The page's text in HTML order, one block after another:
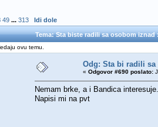
49 ... 313 Idi dole
Tema: Sta biste radili sa osobom
ovu temu.
Odg: Sta bi radili
« Odgovor #690 poslato:
Nemam brke, a i Bandica
Napisi mi na pvt